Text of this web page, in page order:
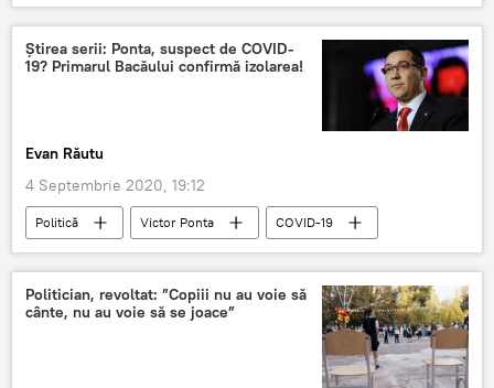
Austria
Știrea serii: Ponta, suspect de COVID-
19? Primarul Bacăului confirmă izolarea!
Evan Răutu
4 Septembrie 2020, 19:12
Politică Victor Ponta COVID-19
Politician, revoltat: ”Copiii nu au voie să
cânte, nu au voie să se joace”